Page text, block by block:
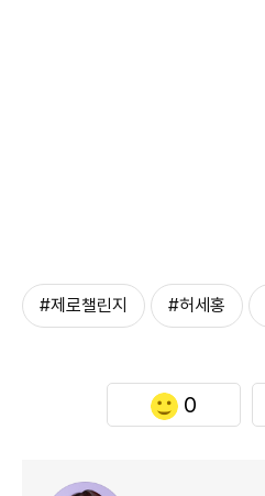
#제로챌린지 #허세홍
0